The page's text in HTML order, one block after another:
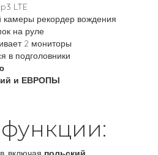
LTE
рекордер вождения
на руле
2 мониторы
в подголовники
и ЕВРОПЫ